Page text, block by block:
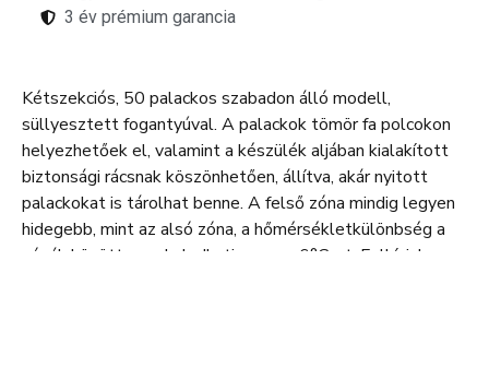
3 év prémium garancia
Kétszekciós, 50 palackos szabadon álló modell,
süllyesztett fogantyúval. A palackok tömör fa polcokon
helyezhetőek el, valamint a készülék aljában kialakított
biztonsági rácsnak köszönhetően, állítva, akár nyitott
palackokat is tárolhat benne. A felső zóna mindig legyen
hidegebb, mint az alsó zóna, a hőmérsékletkülönbség a
zónák között nem haladhatja meg a 6°C-ot. Felhívjuk